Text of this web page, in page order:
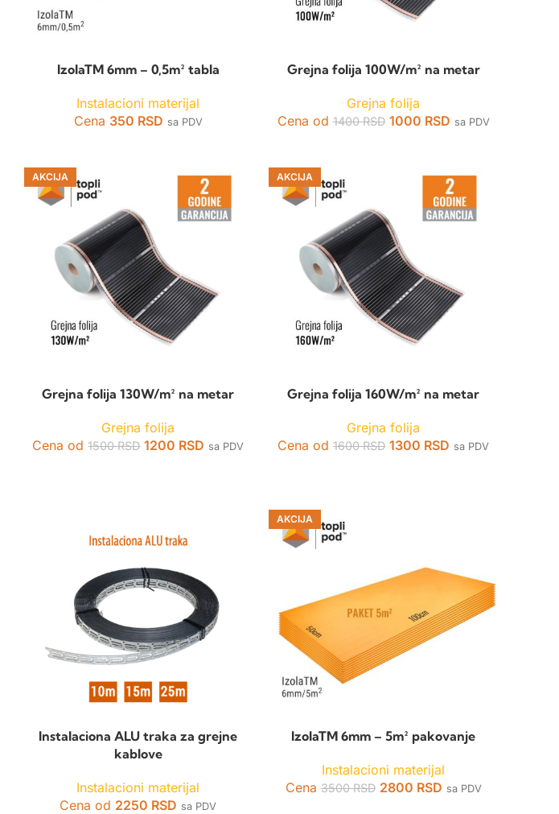
IzolaTM 6mm – 0,5m² tabla
Instalacioni materijal
Cena 350 RSD sa PDV
Grejna folija 100W/m² na metar
Grejna folija
Cena od1400RSD 1000 RSD sa PDV
AKCIJA
Grejna folija 130W/m² na metar
Grejna folija
Cena od1500RSD 1200 RSD sa PDV
AKCIJA
Grejna folija 160W/m² na metar
Grejna folija
Cena od1600RSD 1300 RSD sa PDV
Instalaciona ALU traka za grejne
kablove
Instalacioni materijal
Cena od 2250 RSD sa PDV
AKCIJA
IzolaTM 6mm – 5m² pakovanje
Instalacioni materijal
Cena3500RSD 2800 RSD sa PDV